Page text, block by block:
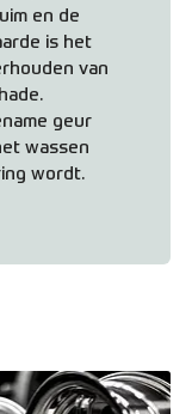
en de
is het
van
geur
wassen
wordt.